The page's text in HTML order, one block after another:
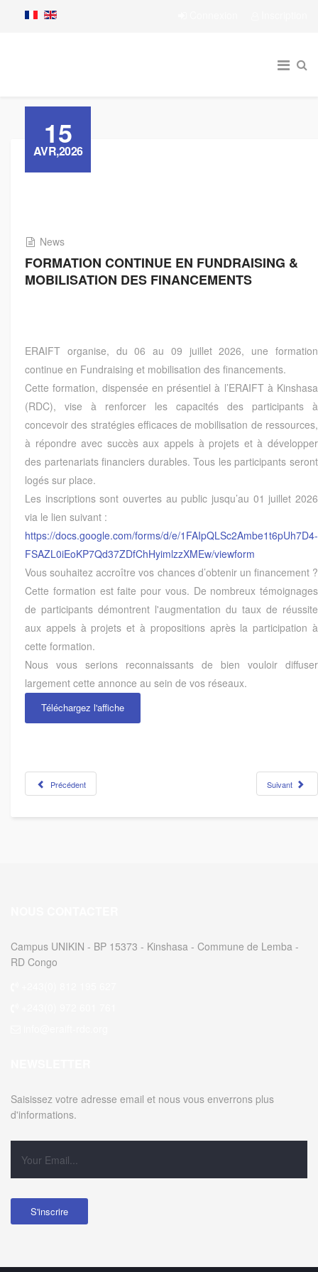
15
AVR,2026
News
FORMATION CONTINUE EN FUNDRAISING &
MOBILISATION DES FINANCEMENTS
ERAIFT organise, du 06 au 09 juillet 2026, une formation
continue en Fundraising et mobilisation des financements.
Cette formation, dispensée en présentiel à l’ERAIFT à Kinshasa
(RDC), vise à renforcer les capacités des participants à
concevoir des stratégies efficaces de mobilisation de ressources,
à répondre avec succès aux appels à projets et à développer
des partenariats financiers durables. Tous les participants seront
logés sur place.
Les inscriptions sont ouvertes au public jusqu’au 01 juillet 2026
via le lien suivant :
https://docs.google.com/forms/d/e/1FAIpQLSc2Ambe1t6pUh7D4-
FSAZL0iEoKP7Qd37ZDfChHyimlzzXMEw/viewform
Vous souhaitez accroître vos chances d’obtenir un financement ?
Cette formation est faite pour vous. De nombreux témoignages
de participants démontrent l'augmentation du taux de réussite
aux appels à projets et à propositions après la participation à
cette formation.
Nous vous serions reconnaissants de bien vouloir diffuser
largement cette annonce au sein de vos réseaux.
Téléchargez l'affiche
Précédent Suivant
Campus UNIKIN - BP 15373 - Kinshasa - Commune de Lemba -
RD Congo
Saisissez votre adresse email et nous vous enverrons plus
d'informations.